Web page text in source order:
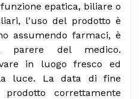
epatica, biliare o
l'uso del prodotto è
assumendo farmaci, è
parere del medico.
in luogo fresco ed
luce. La data di fine
correttamente